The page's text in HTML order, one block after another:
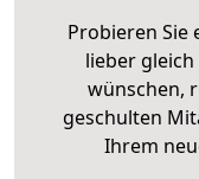
Probieren Sie
lieber gleich
wünschen,
geschulten
Ihrem